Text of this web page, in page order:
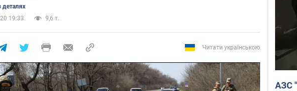
деталях
19:33
9,6 т.
Читати українською
АЗС